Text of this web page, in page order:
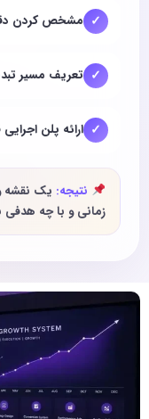
✓ مشخص کردن
✓ تعریف مسیر
✓ ارائه پلن
نتیجه: یک نقشه
زمانی و با چه هدفی